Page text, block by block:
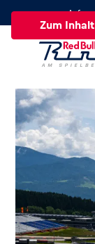
Zum
Alle